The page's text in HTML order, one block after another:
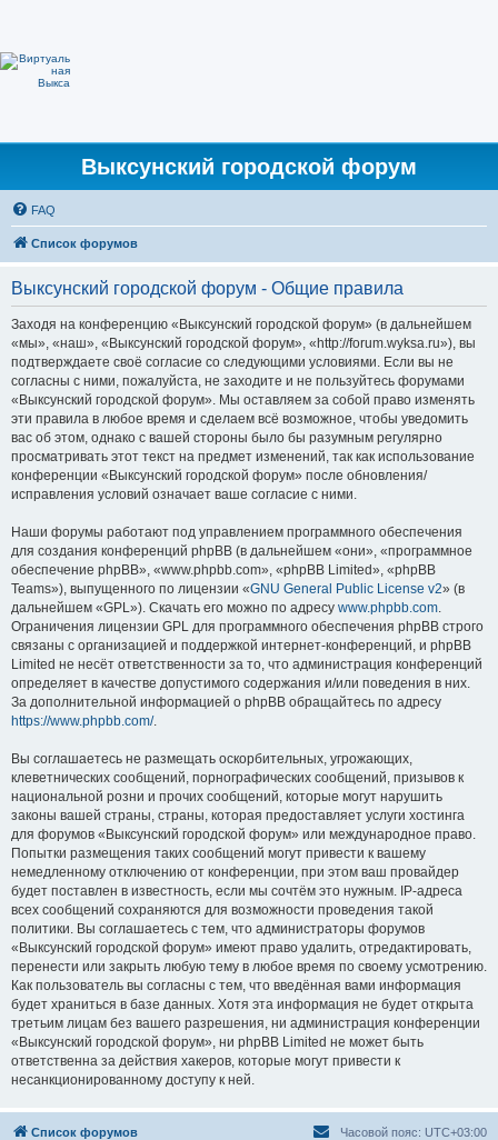
Выксунский городской форум
FAQ
Список форумов
Выксунский городской форум - Общие правила
Заходя на конференцию «Выксунский городской форум» (в дальнейшем
«мы», «наш», «Выксунский городской форум», «http://forum.wyksa.ru»), вы
подтверждаете своё согласие со следующими условиями. Если вы не
согласны с ними, пожалуйста, не заходите и не пользуйтесь форумами
«Выксунский городской форум». Мы оставляем за собой право изменять
эти правила в любое время и сделаем всё возможное, чтобы уведомить
вас об этом, однако с вашей стороны было бы разумным регулярно
просматривать этот текст на предмет изменений, так как использование
конференции «Выксунский городской форум» после обновления/
исправления условий означает ваше согласие с ними.
Наши форумы работают под управлением программного обеспечения
для создания конференций phpBB (в дальнейшем «они», «программное
обеспечение phpBB», «www.phpbb.com», «phpBB Limited», «phpBB
Teams»), выпущенного по лицензии «GNU General Public License v2» (в
дальнейшем «GPL»). Скачать его можно по адресу www.phpbb.com.
Ограничения лицензии GPL для программного обеспечения phpBB строго
связаны с организацией и поддержкой интернет-конференций, и phpBB
Limited не несёт ответственности за то, что администрация конференций
определяет в качестве допустимого содержания и/или поведения в них.
За дополнительной информацией о phpBB обращайтесь по адресу
https://www.phpbb.com/.
Вы соглашаетесь не размещать оскорбительных, угрожающих,
клеветнических сообщений, порнографических сообщений, призывов к
национальной розни и прочих сообщений, которые могут нарушить
законы вашей страны, страны, которая предоставляет услуги хостинга
для форумов «Выксунский городской форум» или международное право.
Попытки размещения таких сообщений могут привести к вашему
немедленному отключению от конференции, при этом ваш провайдер
будет поставлен в известность, если мы сочтём это нужным. IP-адреса
всех сообщений сохраняются для возможности проведения такой
политики. Вы соглашаетесь с тем, что администраторы форумов
«Выксунский городской форум» имеют право удалить, отредактировать,
перенести или закрыть любую тему в любое время по своему усмотрению.
Как пользователь вы согласны с тем, что введённая вами информация
будет храниться в базе данных. Хотя эта информация не будет открыта
третьим лицам без вашего разрешения, ни администрация конференции
«Выксунский городской форум», ни phpBB Limited не может быть
ответственна за действия хакеров, которые могут привести к
несанкционированному доступу к ней.
Список форумов Часовой пояс: UTC+03:00